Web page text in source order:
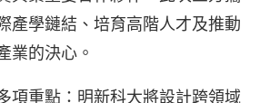
產學鏈結、培育高階人才及推動
業的決心。
項重點：明新科大將設計跨領域